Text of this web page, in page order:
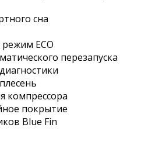
сна
ECO
перезапуска
компрессора
покрытие
Blue Fin